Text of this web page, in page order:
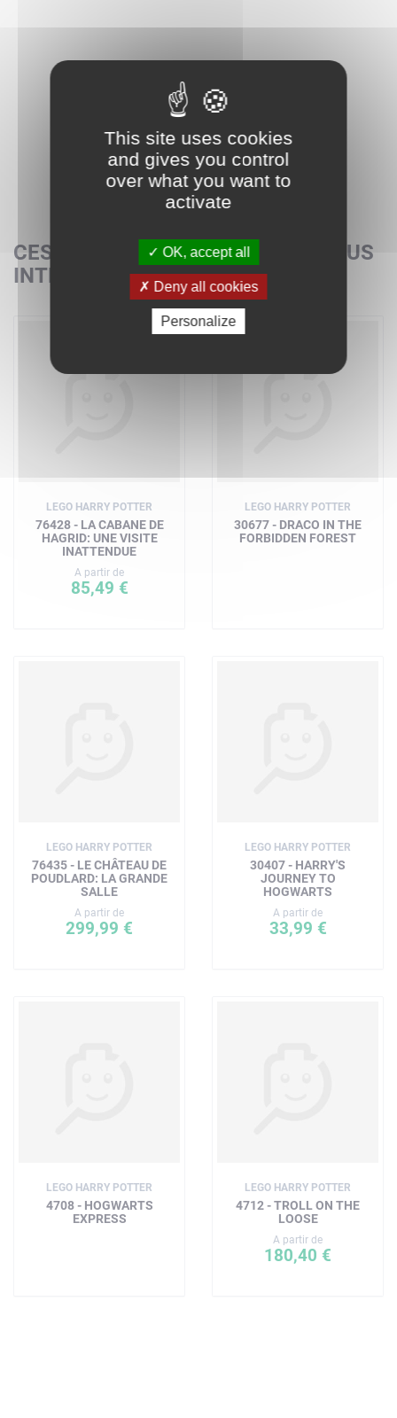
CES SETS POURRAIENT AUSSI VOUS
INTÉRESSER
LEGO HARRY POTTER
76428 - LA CABANE DE
HAGRID: UNE VISITE
INATTENDUE
A partir de
85,49 €
LEGO HARRY POTTER
30677 - DRACO IN THE
FORBIDDEN FOREST
LEGO HARRY POTTER
76435 - LE CHÂTEAU DE
POUDLARD: LA GRANDE
SALLE
A partir de
299,99 €
LEGO HARRY POTTER
30407 - HARRY'S
JOURNEY TO
HOGWARTS
A partir de
33,99 €
LEGO HARRY POTTER
4708 - HOGWARTS
EXPRESS
LEGO HARRY POTTER
4712 - TROLL ON THE
LOOSE
A partir de
180,40 €
This site uses cookies
and gives you control
over what you want to
activate
OK, accept all
Deny all cookies
Personalize